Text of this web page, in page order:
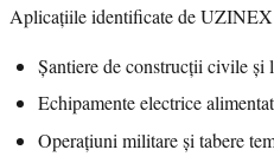
Aplicațiile identificate de
Șantiere de construcții civile și
Echipamente electrice
Operațiuni militare și tabere